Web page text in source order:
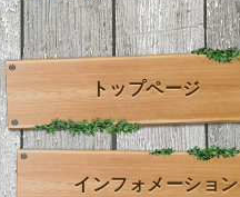
トップページ
インフォメーション